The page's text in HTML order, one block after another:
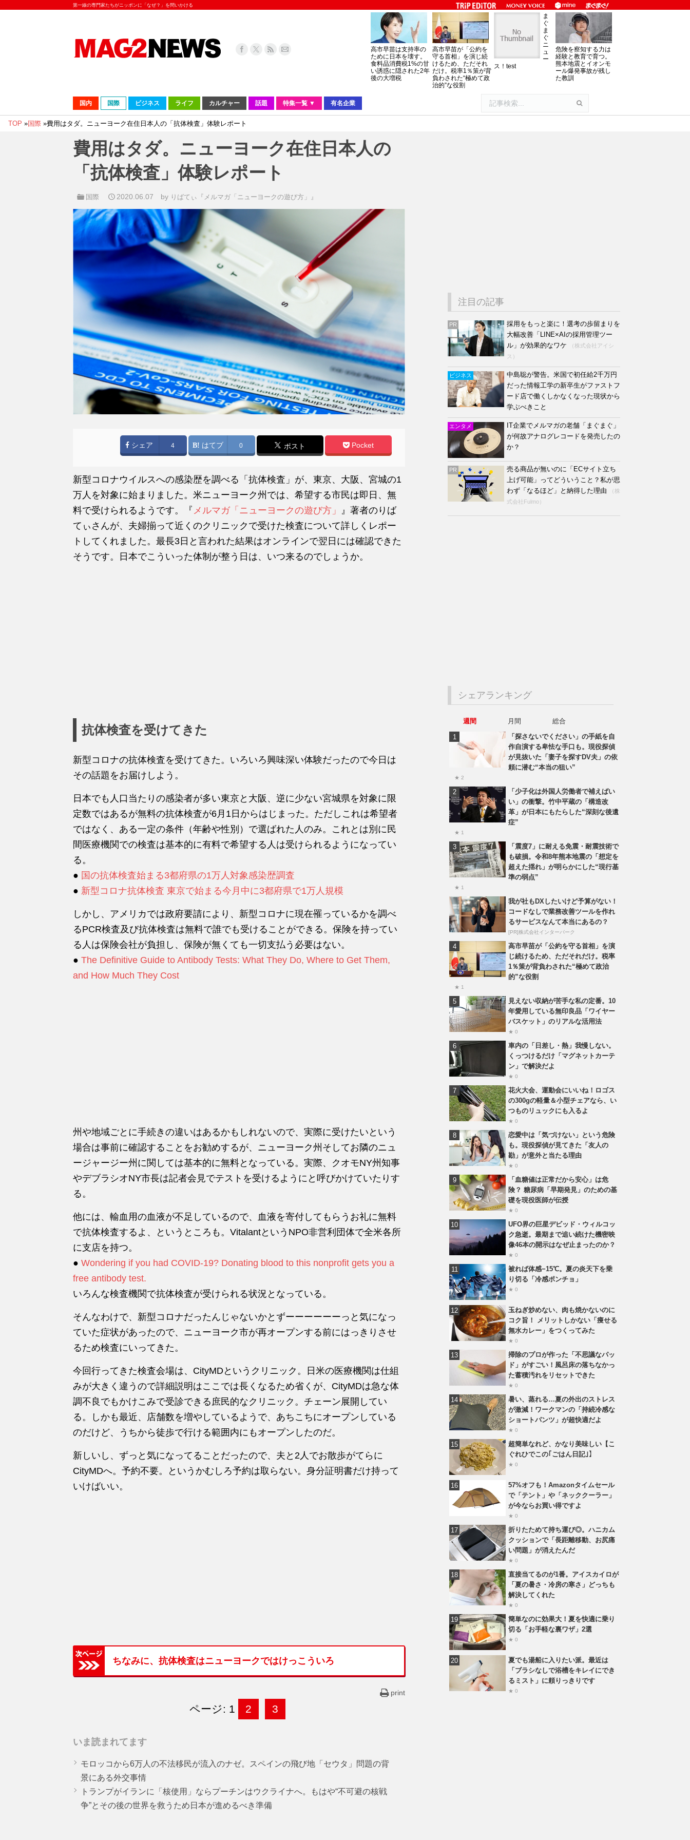
第一線の専門家たちがニッポンに「なぜ？」を問いかける
高市早苗は支持率の
ために日本を壊す。
食料品消費税1%の甘
い誘惑に隠された2年
後の大増税
高市早苗が「公約を
守る首相」を演じ続
けるため、ただそれ
だけ。税率1％策が背
負わされた“極めて政
治的”な役割
ま
ぐ
ま
ぐ
ニ
ュ
ー
ス！test
危険を察知する力は
経験と教育で育つ。
熊本地震とイオンモ
ール爆発事故が残し
た教訓
国内 国際 ビジネス ライフ カルチャー 話題 特集一覧 ▼ 有名企業
TOP »国際 »費用はタダ。ニューヨーク在住日本人の「抗体検査」体験レポート
費用はタダ。ニューヨーク在住日本人の
「抗体検査」体験レポート
国際 2020.06.07 by りばてぃ『メルマガ「ニューヨークの遊び方」』
シェア 4 はてブ 0 ポスト Pocket
新型コロナウイルスへの感染歴を調べる「抗体検査」が、東京、大阪、宮城の1
万人を対象に始まりました。米ニューヨーク州では、希望する市民は即日、無
料で受けられるようです。『 メルマガ「ニューヨークの遊び方」
』著者のりば
てぃさんが、夫婦揃って近くのクリニックで受けた検査について詳しくレポー
トしてくれました。最長3日と言われた結果はオンラインで翌日には確認できた
そうです。日本でこういった体制が整う日は、いつ来るのでしょうか。
抗体検査を受けてきた
新型コロナの抗体検査を受けてきた。いろいろ興味深い体験だったので今日は
その話題をお届けしよう。
日本でも人口当たりの感染者が多い東京と大阪、逆に少ない宮城県を対象に限
定数ではあるが無料の抗体検査が6月1日からはじまった。ただしこれは希望者
ではなく、ある一定の条件（年齢や性別）で選ばれた人のみ。これとは別に民
間医療機関での検査は基本的に有料で希望する人は受けられるようになってい
る。
● 国の抗体検査始まる3都府県の1万人対象感染歴調査
● 新型コロナ抗体検査 東京で始まる今月中に3都府県で1万人規模
しかし、アメリカでは政府要請により、新型コロナに現在罹っているかを調べ
るPCR検査及び抗体検査は無料で誰でも受けることができる。保険を持ってい
る人は保険会社が負担し、保険が無くても一切支払う必要はない。
● The Definitive Guide to Antibody Tests: What They Do, Where to Get Them,
and How Much They Cost
州や地域ごとに手続きの違いはあるかもしれないので、実際に受けたいという
場合は事前に確認することをお勧めするが、ニューヨーク州そしてお隣のニュ
ージャージー州に関しては基本的に無料となっている。実際、クオモNY州知事
やデブラシオNY市長は記者会見でテストを受けるようにと呼びかけていたりす
る。
他には、輸血用の血液が不足しているので、血液を寄付してもらうお礼に無料
で抗体検査するよ、というところも。VitalantというNPO非営利団体で全米各所
に支店を持つ。
● Wondering if you had COVID-19? Donating blood to this nonprofit gets you a
free antibody test.
いろんな検査機関で抗体検査が受けられる状況となっている。
そんなわけで、新型コロナだったんじゃないかとずーーーーーーっと気になっ
ていた症状があったので、ニューヨーク市が再オープンする前にはっきりさせ
るため検査にいってきた。
今回行ってきた検査会場は、CityMDというクリニック。日米の医療機関は仕組
みが大きく違うので詳細説明はここでは長くなるため省くが、CityMDは急な体
調不良でもかけこみで受診できる庶民的なクリニック。チェーン展開してい
る。しかも最近、店舗数を増やしているようで、あちこちにオープンしている
のだけど、うちから徒歩で行ける範囲内にもオープンしたのだ。
新しいし、ずっと気になってることだったので、夫と2人でお散歩がてらに
CityMDへ。予約不要。というかむしろ予約は取らない。身分証明書だけ持って
いけばいい。
ちなみに、抗体検査はニューヨークではけっこういろ
print
ページ: 1 2 3
いま読まれてます
モロッコから6万人の不法移民が流入のナゼ。スペインの飛び地「セウタ」問題の背
景にある外交事情
トランプがイランに「核使用」ならプーチンはウクライナへ。もはや“不可避の核戦
争”とその後の世界を救うため日本が進めるべき準備
注目の記事
PR
採用をもっと楽に！選考の歩留まりを
大幅改善「LINE×AIの採用管理ツー
ル」が効果的なワケ
（株式会社アイシ
ス）
ビジネス
中島聡が警告。米国で初任給2千万円
だった情報工学の新卒生がファストフ
ード店で働くしかなくなった現状から
学ぶべきこと
エンタメ
IT企業でメルマガの老舗「まぐまぐ」
が何故アナログレコードを発売したの
か？
PR
売る商品が無いのに「ECサイト立ち
上げ可能」ってどういうこと？私が思
わず「なるほど」と納得した理由
（株
式会社Fulmo）
シェアランキング
週間 月間
総合
「探さないでください」の手紙を自
作自演する卑怯な手口も。現役探偵
が見抜いた「妻子を探すDV夫」の依
頼に潜む“本当の狙い”
★ 2
「少子化は外国人労働者で補えばい
い」の衝撃。竹中平蔵の「構造改
革」が日本にもたらした“深刻な後遺
症”
★ 1
「震度7」に耐える免震・耐震技術で
も破損。令和8年熊本地震の「想定を
超えた揺れ」が明らかにした“現行基
準の弱点”
★ 1
我が社もDXしたいけど予算がない！
コードなしで業務改善ツールを作れ
るサービスなんて本当にあるの？
[PR]株式会社インターパーク
高市早苗が「公約を守る首相」を演
じ続けるため、ただそれだけ。税率
1％策が背負わされた“極めて政治
的”な役割
★ 1
見えない収納が苦手な私の定番。10
年愛用している無印良品「ワイヤー
バスケット」のリアルな活用法
★ 0
車内の「日差し・熱」我慢しない。
くっつけるだけ「マグネットカーテ
ン」で解決だよ
★ 0
花火大会、運動会にいいね！ロゴス
の300gの軽量＆小型チェアなら、い
つものリュックにも入るよ
★ 0
恋愛中は「気づけない」という危険
も。現役探偵が見てきた「友人の
勘」が意外と当たる理由
★ 0
「血糖値は正常だから安心」は危
険？ 糖尿病「早期発見」のための基
礎を現役医師が伝授
★ 0
UFO界の巨星デビッド・ウィルコッ
ク急逝。最期まで追い続けた機密映
像46本の開示はなぜ止まったのか？
★ 0
被れば体感−15℃。夏の炎天下を乗
り切る「冷感ポンチョ」
★ 0
玉ねぎ炒めない、肉も焼かないのに
コク旨！ メリットしかない「痩せる
無水カレー」をつくってみた
★ 0
掃除のプロが作った「不思議なパッ
ド」がすごい！風呂床の落ちなかっ
た蓄積汚れをリセットできた
★ 0
暑い、蒸れる…夏の外出のストレス
が激減！ワークマンの「持続冷感な
ショートパンツ」が超快適だよ
★ 0
超簡単なれど、かなり美味しい【こ
ぐれひでこの｢ごはん日記｣】
★ 0
57%オフも！Amazonタイムセール
で「テント」や「ネッククーラー」
が今ならお買い得ですよ
★ 0
折りたためて持ち運び◎。ハニカム
クッションで「長距離移動、お尻痛
い問題」が消えたんだ
★ 0
直接当てるのが1番。アイスカイロが
「夏の暑さ・冷房の寒さ」どっちも
解決してくれた
★ 0
簡単なのに効果大！夏を快適に乗り
切る「お手軽な裏ワザ」2選
★ 0
夏でも湯船に入りたい派。最近は
「ブラシなしで浴槽をキレイにでき
るミスト」に頼りっきりです
★ 0